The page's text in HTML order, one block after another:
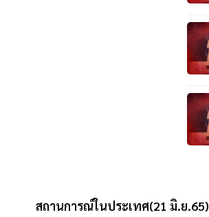
สถานการณ์ในประเทศ(21 มิ.ย.65)